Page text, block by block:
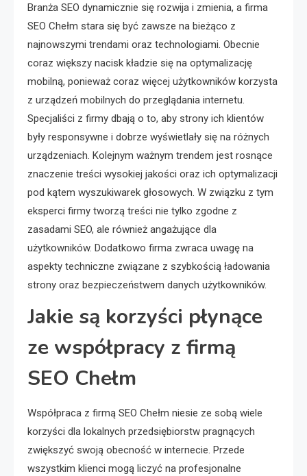
Branża SEO dynamicznie się rozwija i zmienia, a firma
SEO Chełm stara się być zawsze na bieżąco z
najnowszymi trendami oraz technologiami. Obecnie
coraz większy nacisk kładzie się na optymalizację
mobilną, ponieważ coraz więcej użytkowników korzysta
z urządzeń mobilnych do przeglądania internetu.
Specjaliści z firmy dbają o to, aby strony ich klientów
były responsywne i dobrze wyświetlały się na różnych
urządzeniach. Kolejnym ważnym trendem jest rosnące
znaczenie treści wysokiej jakości oraz ich optymalizacji
pod kątem wyszukiwarek głosowych. W związku z tym
eksperci firmy tworzą treści nie tylko zgodne z
zasadami SEO, ale również angażujące dla
użytkowników. Dodatkowo firma zwraca uwagę na
aspekty techniczne związane z szybkością ładowania
strony oraz bezpieczeństwem danych użytkowników.
Jakie są korzyści płynące
ze współpracy z firmą
SEO Chełm
Współpraca z firmą SEO Chełm niesie ze sobą wiele
korzyści dla lokalnych przedsiębiorstw pragnących
zwiększyć swoją obecność w internecie. Przede
wszystkim klienci mogą liczyć na profesjonalne